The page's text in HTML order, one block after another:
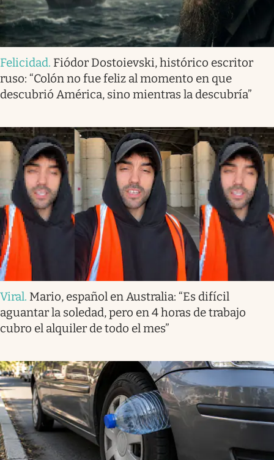
Felicidad. Fiódor Dostoievski, histórico escritor
ruso: “Colón no fue feliz al momento en que
descubrió América, sino mientras la descubría”
Viral. Mario, español en Australia: “Es difícil
aguantar la soledad, pero en 4 horas de trabajo
cubro el alquiler de todo el mes”